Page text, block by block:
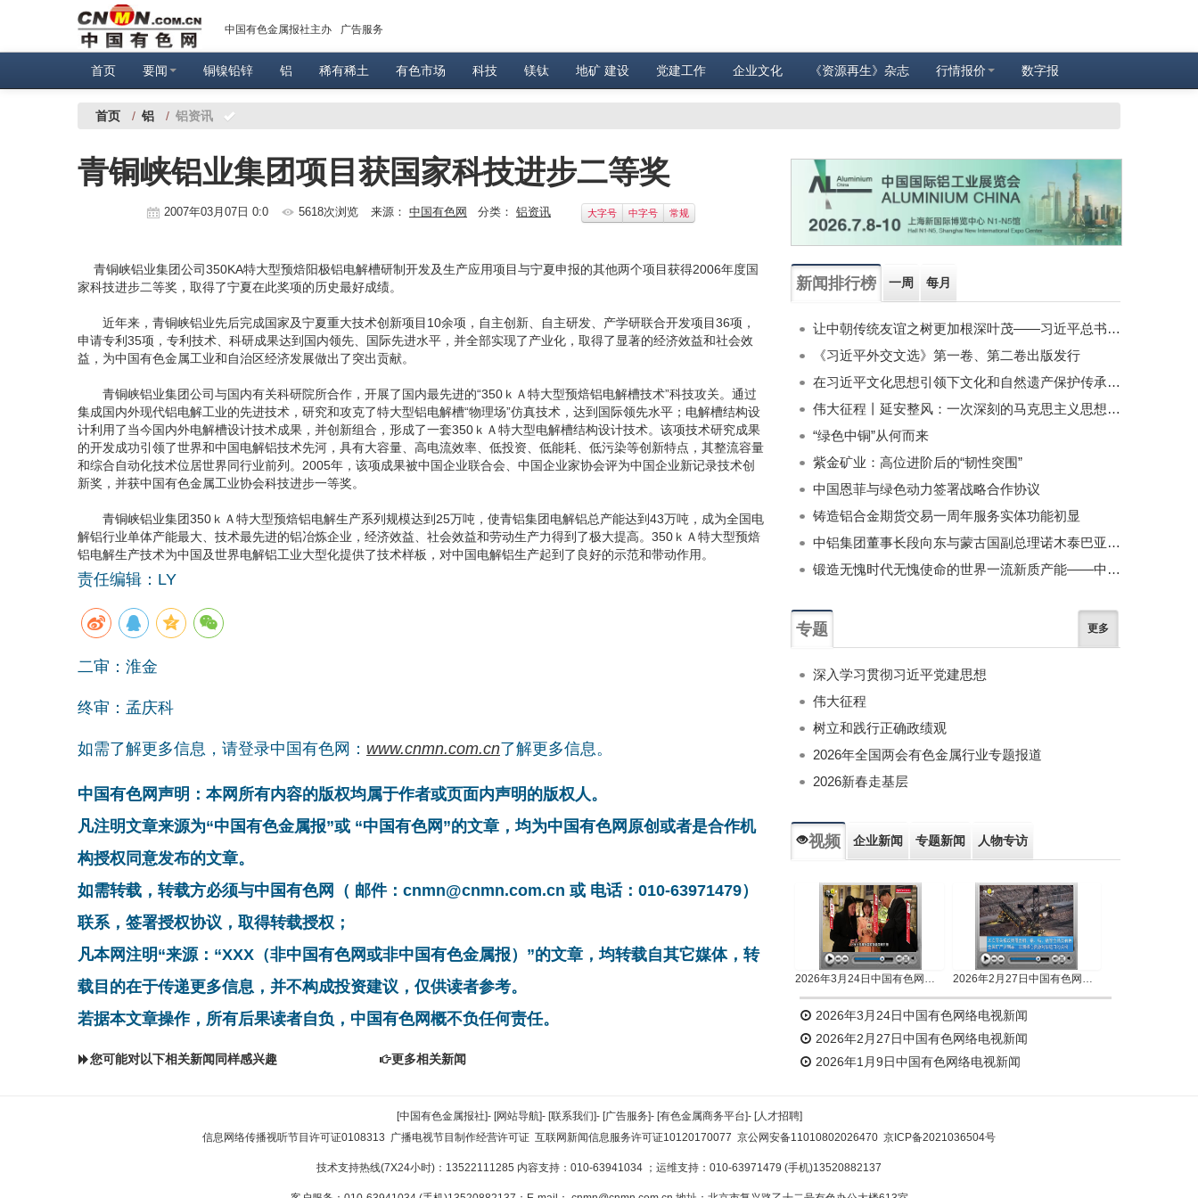
中国有色金属报社主办 广告服务
首页 要闻 铜镍铅锌 铝 稀有稀土 有色市场 科技 镁钛 地矿 建设 党建工作 企业文化 《资源再生》杂志 行情报价 数字报
首页 / 铝 / 铝资讯
青铜峡铝业集团项目获国家科技进步二等奖
2007年03月07日 0:0 5618次浏览 来源： 中国有色网 分类： 铝资讯 大字号 中字号 常规
青铜峡铝业集团公司350KA特大型预焙阳极铝电解槽研制开发及生产应用项目与宁夏申报的其他两个项目获得2006年度国
家科技进步二等奖，取得了宁夏在此奖项的历史最好成绩。
近年来，青铜峡铝业先后完成国家及宁夏重大技术创新项目10余项，自主创新、自主研发、产学研联合开发项目36项，
申请专利35项，专利技术、科研成果达到国内领先、国际先进水平，并全部实现了产业化，取得了显著的经济效益和社会效
益，为中国有色金属工业和自治区经济发展做出了突出贡献。
青铜峡铝业集团公司与国内有关科研院所合作，开展了国内最先进的“350ｋＡ特大型预焙铝电解槽技术”科技攻关。通过
集成国内外现代铝电解工业的先进技术，研究和攻克了特大型铝电解槽“物理场”仿真技术，达到国际领先水平；电解槽结构设
计利用了当今国内外电解槽设计技术成果，并创新组合，形成了一套350ｋＡ特大型电解槽结构设计技术。该项技术研究成果
的开发成功引领了世界和中国电解铝技术先河，具有大容量、高电流效率、低投资、低能耗、低污染等创新特点，其整流容量
和综合自动化技术位居世界同行业前列。2005年，该项成果被中国企业联合会、中国企业家协会评为中国企业新记录技术创
新奖，并获中国有色金属工业协会科技进步一等奖。
青铜峡铝业集团350ｋＡ特大型预焙铝电解生产系列规模达到25万吨，使青铝集团电解铝总产能达到43万吨，成为全国电
解铝行业单体产能最大、技术最先进的铝冶炼企业，经济效益、社会效益和劳动生产力得到了极大提高。350ｋＡ特大型预焙
铝电解生产技术为中国及世界电解铝工业大型化提供了技术样板，对中国电解铝生产起到了良好的示范和带动作用。
责任编辑：LY
二审：淮金
终审：孟庆科
如需了解更多信息，请登录中国有色网： www.cnmn.com.cn了解更多信息。
中国有色网声明：本网所有内容的版权均属于作者或页面内声明的版权人。
凡注明文章来源为“中国有色金属报”或 “中国有色网”的文章，均为中国有色网原创或者是合作机
构授权同意发布的文章。
如需转载，转载方必须与中国有色网（ 邮件：cnmn@cnmn.com.cn 或 电话：010-63971479）
联系，签署授权协议，取得转载授权；
凡本网注明“来源：“XXX（非中国有色网或非中国有色金属报）”的文章，均转载自其它媒体，转
载目的在于传递更多信息，并不构成投资建议，仅供读者参考。
若据本文章操作，所有后果读者自负，中国有色网概不负任何责任。
您可能对以下相关新闻同样感兴趣 更多相关新闻
新闻排行榜 一周 每月
让中朝传统友谊之树更加根深叶茂——习近平总书记对朝鲜进行国事访问纪实
《习近平外交文选》第一卷、第二卷出版发行
在习近平文化思想引领下文化和自然遗产保护传承利用工作开创新局面
伟大征程丨延安整风：一次深刻的马克思主义思想教育运动
“绿色中铜”从何而来
紫金矿业：高位进阶后的“韧性突围”
中国恩菲与绿色动力签署战略合作协议
铸造铝合金期货交易一周年服务实体功能初显
中铝集团董事长段向东与蒙古国副总理诺木泰巴亚尔举行会谈
锻造无愧时代无愧使命的世界一流新质产能——中国有色金属工业的战略应对与破局之道（二）
专题 更多
深入学习贯彻习近平党建思想
伟大征程
树立和践行正确政绩观
2026年全国两会有色金属行业专题报道
2026新春走基层
视频 企业新闻 专题新闻 人物专访
2026年3月24日中国有色网络电视新闻 2026年2月27日中国有色网络电视新闻
2026年3月24日中国有色网络电视新闻
2026年2月27日中国有色网络电视新闻
2026年1月9日中国有色网络电视新闻
[中国有色金属报社]- [网站导航]- [联系我们]- [广告服务]- [有色金属商务平台]- [人才招聘]
信息网络传播视听节目许可证0108313 广播电视节目制作经营许可证 互联网新闻信息服务许可证10120170077 京公网安备11010802026470 京ICP备2021036504号
技术支持热线(7X24小时)：13522111285 内容支持：010-63941034 ；运维支持：010-63971479 (手机)13520882137